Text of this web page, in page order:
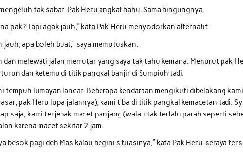
tak sabar. Pak Heru angkat bahu. Sama bingungnya.
pak? Tapi agak jauh,” kata Pak Heru menyodorkan alternatif.
apa boleh buat,” saya memutuskan.
melewati jalan memutar yang saya tak tahu kemana. Menurut pak
dan ketemu di titik pangkal banjir di Sumpiuh tadi.
tempuh lumayan lancar. Beberapa kendaraan mengikuti dibelakang
pak Heru lupa jalannya), kami tiba di titik pangkal kemacetan tadi.
saja, kami terjebak macet panjang (walau tak terlalu parah seperti
karena macet sekitar 2 jam.
besok pagi deh Mas kalau begini situasinya,” kata Pak Heru seraya